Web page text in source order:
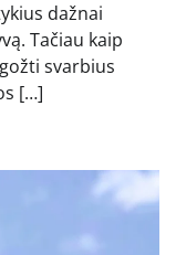
dažnai
Tačiau kaip
svarbius
[…]